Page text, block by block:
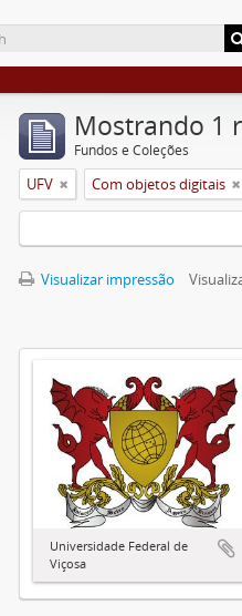
Mostrando 1
Fundos e Coleções
UFV Com objetos digitais
Visualizar impressão
Universidade Federal de
Viçosa